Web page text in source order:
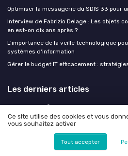
Optimiser la messagerie du SDIS 33 pour
Interview de Fabrizio Delage : Les objets
en est-on dix ans après ?
L'importance de la veille technologique
systèmes d'information
Gérer le budget IT efficacement :
Les derniers articles
Structurer un fichier Excel de type
pour une gestion de trésorerie d’entreprise
Structurer un fichier Excel de type cash
de la trésorerie d’entreprise
Élaborer un plan de contenu multicanal à
Ce site utilise des cookies et vous
vous souhaitez activer
Tout accepter